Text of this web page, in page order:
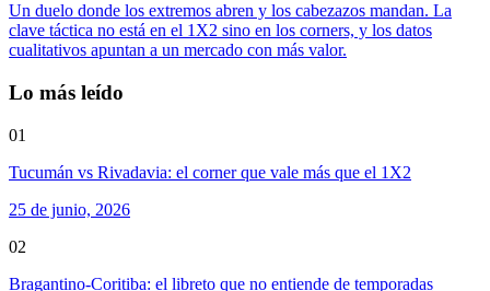
Un duelo donde los extremos abren y los cabezazos mandan. La
clave táctica no está en el 1X2 sino en los corners, y los datos
cualitativos apuntan a un mercado con más valor.
Lo más leído
01
Tucumán vs Rivadavia: el corner que vale más que el 1X2
25 de junio, 2026
02
Bragantino-Coritiba: el libreto que no entiende de temporadas